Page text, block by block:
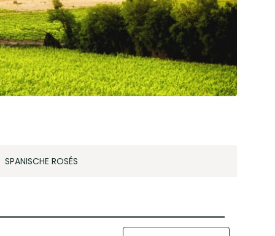
SPANISCHE ROSÉS